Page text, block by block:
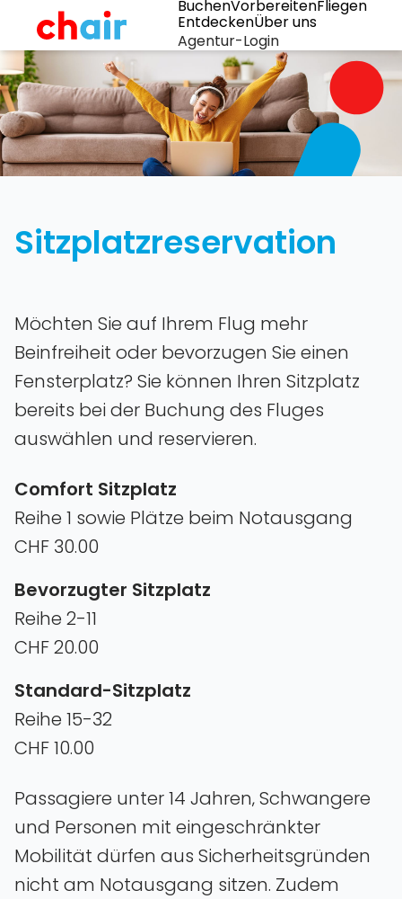
BuchenVorbereitenFliegen
EntdeckenÜber uns
Agentur-Login
Sitzplatzreservation
Möchten Sie auf Ihrem Flug mehr
Beinfreiheit oder bevorzugen Sie einen
Fensterplatz? Sie können Ihren Sitzplatz
bereits bei der Buchung des Fluges
auswählen und reservieren.
Comfort Sitzplatz
Reihe 1 sowie Plätze beim Notausgang
CHF 30.00
Bevorzugter Sitzplatz
Reihe 2-11
CHF 20.00
Standard-Sitzplatz
Reihe 15-32
CHF 10.00
Passagiere unter 14 Jahren‚ Schwangere
und Personen mit eingeschränkter
Mobilität dürfen aus Sicherheitsgründen
nicht am Notausgang sitzen. Zudem